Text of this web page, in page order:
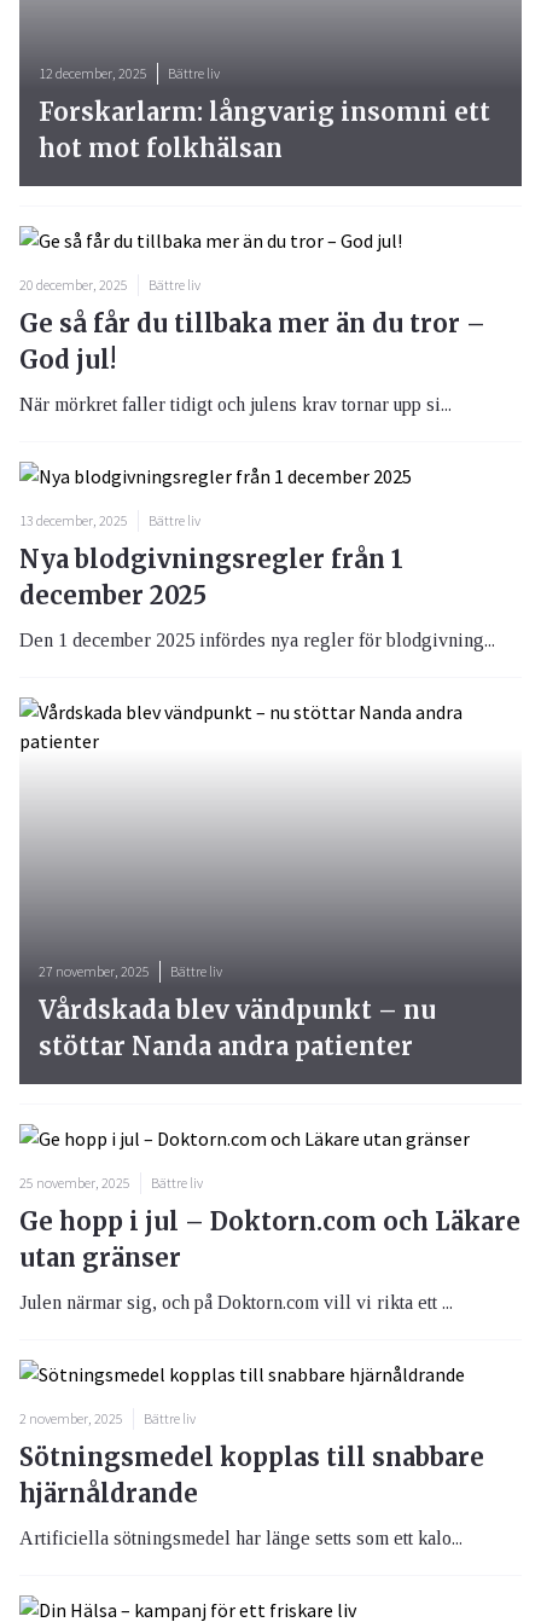
20 december, 2025 Bättre liv
Ge så får du tillbaka mer än du tror –
God jul!
När mörkret faller tidigt och julens krav tornar upp si...
13 december, 2025 Bättre liv
Nya blodgivningsregler från 1
december 2025
Den 1 december 2025 infördes nya regler för blodgivning...
12 december, 2025 Bättre liv
Forskarlarm: långvarig insomni ett
hot mot folkhälsan
27 november, 2025 Bättre liv
Vårdskada blev vändpunkt – nu
stöttar Nanda andra patienter
25 november, 2025 Bättre liv
Ge hopp i jul – Doktorn.com och Läkare
utan gränser
Julen närmar sig, och på Doktorn.com vill vi rikta ett ...
2 november, 2025 Bättre liv
Sötningsmedel kopplas till snabbare
hjärnåldrande
Artificiella sötningsmedel har länge setts som ett kalo...